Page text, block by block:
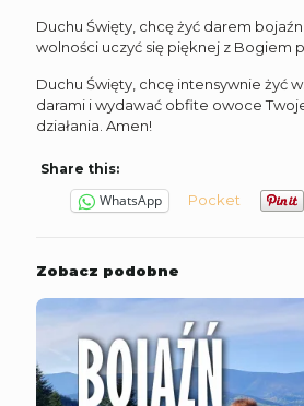
Duchu Święty, chcę żyć darem
wolności uczyć się pięknej z Bogiem
Duchu Święty, chcę intensywnie żyć
darami i wydawać obfite owoce
działania. Amen!
Share this:
WhatsApp Pocket
Zobacz podobne